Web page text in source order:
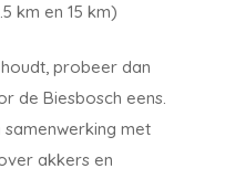
km en 15 km)
probeer dan
de Biesbosch eens.
samenwerking met
akkers en